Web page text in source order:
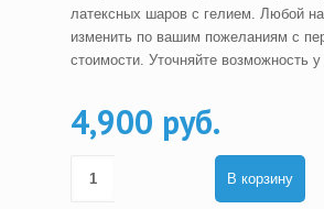
латексных шаров с гелием. Любой
изменить по вашим пожеланиям с
стоимости. Уточняйте возможность
4,900 руб.
В корзину